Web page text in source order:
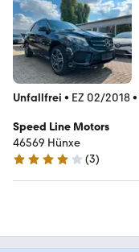
Unfallfrei • EZ 02/2018•
Speed Line Motors
46569 Hünxe
3.9 Sterne
(3)